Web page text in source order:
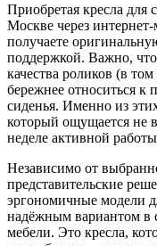
Приобретая кресла для
Москве через
получаете
поддержкой. Важно, что
качества роликов (в
бережнее относиться
сиденья. Именно из
который ощущается не
неделе активной
Независимо от
представительские
эргономичные модели
надёжным вариантом в
мебели. Это кресла,